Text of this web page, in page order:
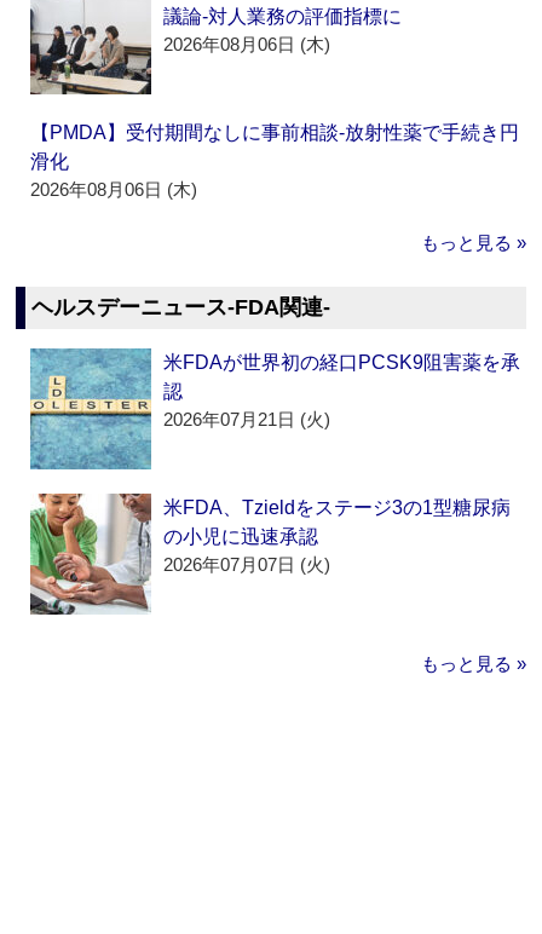
議論‐対人業務の評価指標に
2026年08月06日 (木)
【PMDA】受付期間なしに事前相談‐放射性薬で手続き円
滑化
2026年08月06日 (木)
もっと見る »
ヘルスデーニュース‐FDA関連‐
米FDAが世界初の経口PCSK9阻害薬を承
認
2026年07月21日 (火)
米FDA、Tzieldをステージ3の1型糖尿病
の小児に迅速承認
2026年07月07日 (火)
もっと見る »